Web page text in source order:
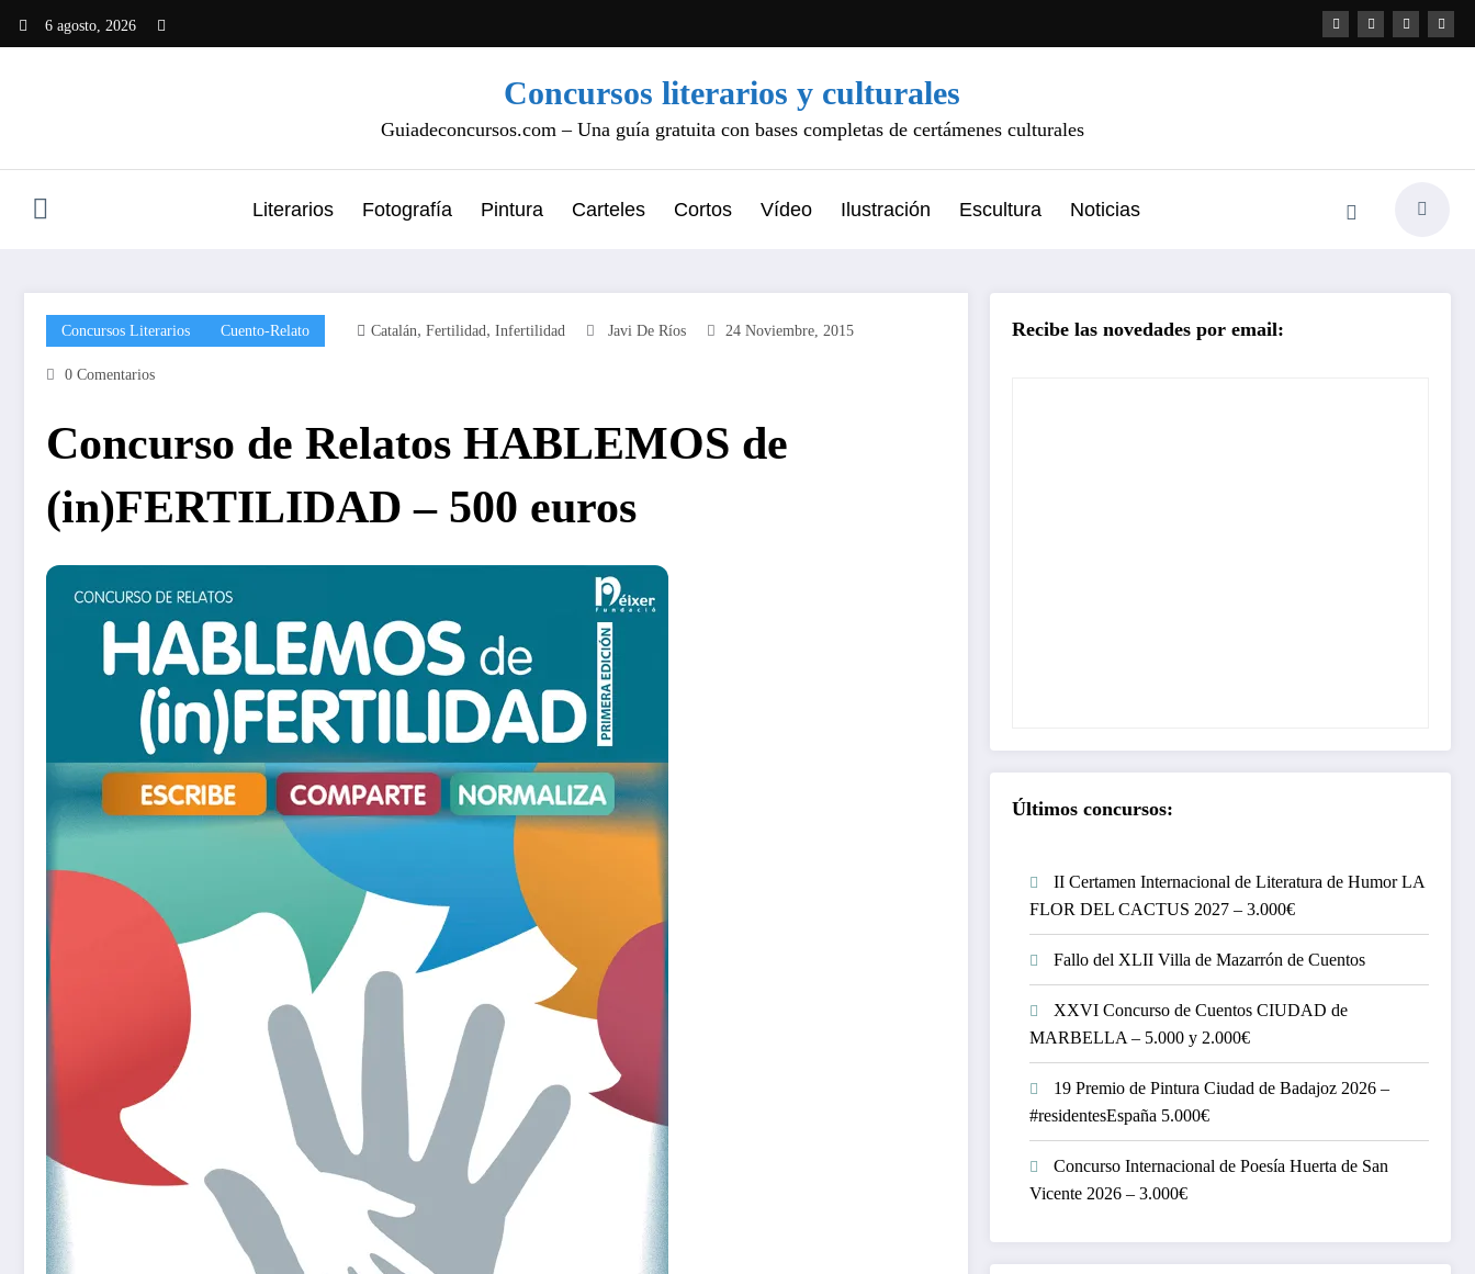
6 agosto, 2026
Concursos literarios y culturales
Guiadeconcursos.com – Una guía gratuita con bases completas de certámenes culturales
Literarios Fotografía Pintura Carteles Cortos Vídeo Ilustración Escultura Noticias
Concursos Literarios Cuento-Relato Catalán, Fertilidad , Infertilidad Javi De Ríos 24 Noviembre, 2015
0 Comentarios
Concurso de Relatos HABLEMOS de
(in)FERTILIDAD – 500 euros
Recibe las novedades por email:
Últimos concursos:
II Certamen Internacional de Literatura de Humor LA
FLOR DEL CACTUS 2027 – 3.000€
Fallo del XLII Villa de Mazarrón de Cuentos
XXVI Concurso de Cuentos CIUDAD de
MARBELLA – 5.000 y 2.000€
19 Premio de Pintura Ciudad de Badajoz 2026 –
#residentesEspaña 5.000€
Concurso Internacional de Poesía Huerta de San
Vicente 2026 – 3.000€